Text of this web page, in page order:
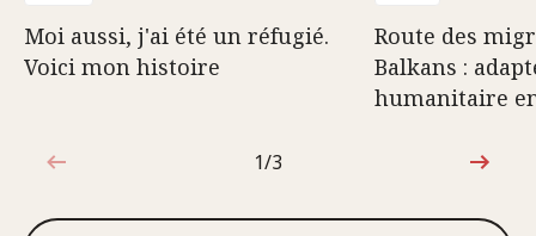
Moi aussi, j'ai été un réfugié.
Voici mon histoire
Route des
Balkans :
humanitaire
1sur3
1/3